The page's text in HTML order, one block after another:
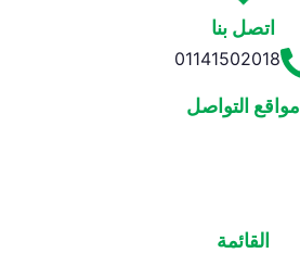
اتصل بنا
01141502018
مواقع التواصل
القائمة